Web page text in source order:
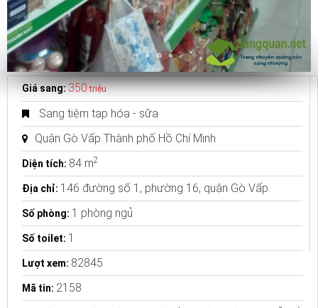
Giá sang:350triệu
Sang tiệm tạp hóa - sữa
Quận Gò Vấp Thành phố Hồ Chí Minh
Diện tích: 84 m2
Địa chỉ: 146 đường số 1, phường 16, quận Gò Vấp.
Số phòng: 1 phòng ngủ
Số toilet: 1
Lượt xem: 82845
Mã tin: 2158